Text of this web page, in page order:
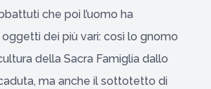
che poi l’uomo ha
dei più vari: così lo gnomo
della Sacra Famiglia dallo
ma anche il sottotetto di